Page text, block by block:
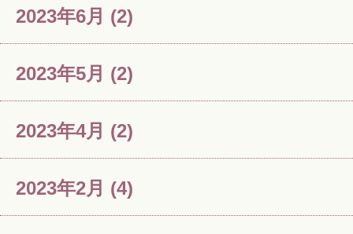
2023年6月 (2)
2023年5月 (2)
2023年4月 (2)
2023年2月 (4)